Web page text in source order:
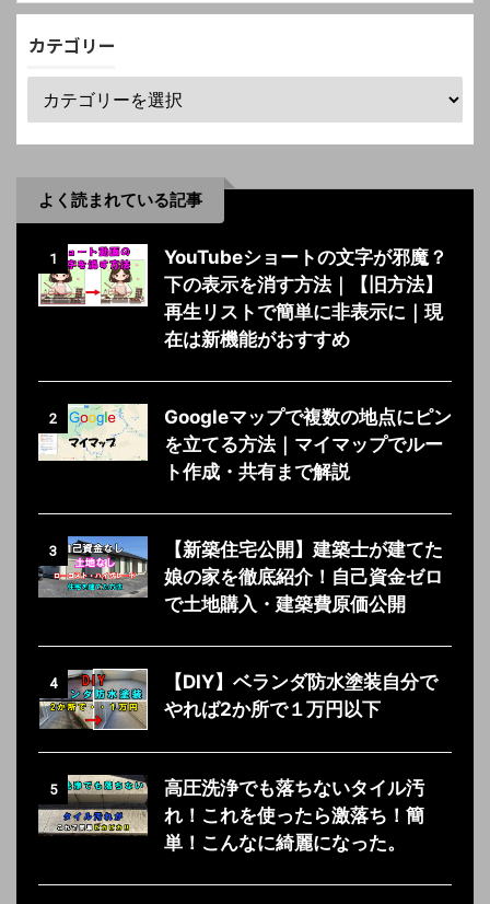
カテゴリー
よく読まれている記事
1
YouTubeショートの文字が邪魔？
下の表示を消す方法｜【旧方法】
再生リストで簡単に非表示に｜現
在は新機能がおすすめ
2
Googleマップで複数の地点にピン
を立てる方法｜マイマップでルー
ト作成・共有まで解説
3
【新築住宅公開】建築士が建てた
娘の家を徹底紹介！自己資金ゼロ
で土地購入・建築費原価公開
4
【DIY】ベランダ防水塗装自分で
やれば2か所で１万円以下
5
高圧洗浄でも落ちないタイル汚
れ！これを使ったら激落ち！簡
単！こんなに綺麗になった。